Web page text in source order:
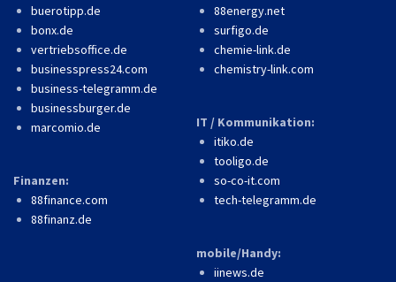
buerotipp.de
bonx.de
vertriebsoffice.de
businesspress24.com
business-telegramm.de
businessburger.de
marcomio.de
Finanzen:
88finance.com
88finanz.de
88energy.net
surfigo.de
chemie-link.de
chemistry-link.com
IT / Kommunikation:
itiko.de
tooligo.de
so-co-it.com
tech-telegramm.de
mobile/Handy:
iinews.de